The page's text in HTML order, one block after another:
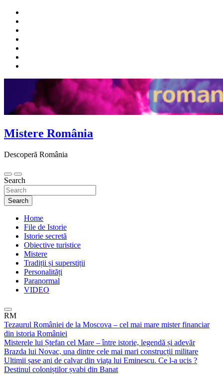
Skip
content
Mistere România
Descoperă România
Search
Search
Home
File de Istorie
Istorie secretă
Obiective turistice
Mistere
Tradiții și superstiții
Personalități
Paranormal
VIDEO
RM
Tezaurul României de la Moscova – cel mai mare mister financiar
din istoria României
Misterele lui Ștefan cel Mare – între istorie, legendă și adevăr
Brazda lui Novac, una dintre cele mai mari construcții militare
Ultimii șase ani de calvar din viața lui Eminescu. Ce l-a ucis ?
Destinul coloniștilor șvabi din Banat